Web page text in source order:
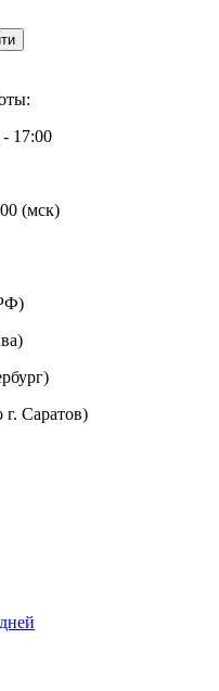
17:00
(мск)
г. Саратов)